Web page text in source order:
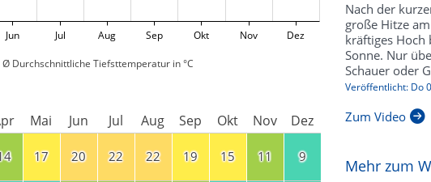
Jun Jul Aug Sep Okt Nov Dez
Ø Durchschnittliche Tiefsttemperatur in °C
Mai Jun Jul Aug Sep Okt Nov Dez
17 20 22 22 19 15 11 9
Nach der
große Hitze
kräftiges Hoch
Sonne. Nur
Schauer oder
Veröffentlicht: Do
Zum Video
Mehr zum